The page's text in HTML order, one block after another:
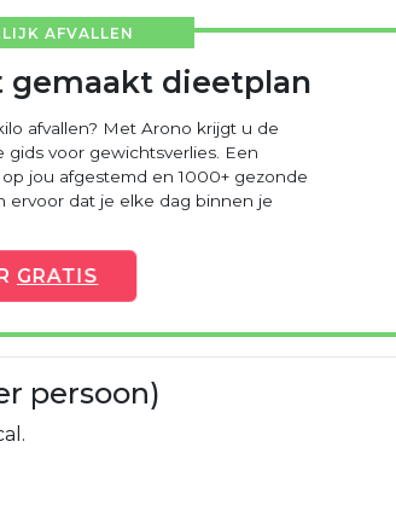
AFVALLEN
gemaakt dieetplan
afvallen? Met Arono krijgt u de
gids voor gewichtsverlies. Een
jou afgestemd en 1000+ gezonde
ervoor dat je elke dag binnen je
GRATIS
persoon)